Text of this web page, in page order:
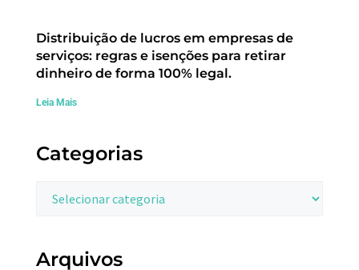
Distribuição de lucros em empresas de
serviços: regras e isenções para retirar
dinheiro de forma 100% legal.
Leia Mais
Categorias
Arquivos